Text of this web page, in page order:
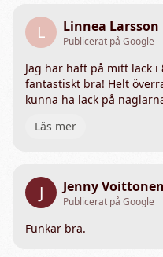
L Linnea Larsson
Publicerat på Google
Jag har haft på mitt lack
fantastiskt bra! Helt
kunna ha lack på
Läs mer
J Jenny Voittonen
Publicerat på Google
Funkar bra.